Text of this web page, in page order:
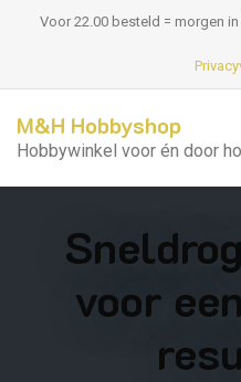
Voor 22.00 besteld = morgen
M&H Hobbyshop
Hobbywinkel voor én door
voor